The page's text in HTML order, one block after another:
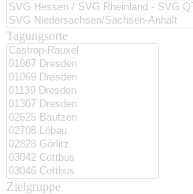
Tagungsorte
Zielgruppe